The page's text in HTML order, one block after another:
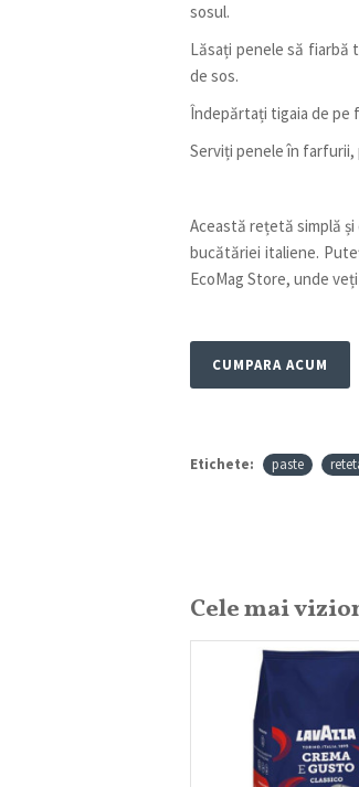
sosul.
Lăsați penele să fiarbă
de sos.
Îndepărtați tigaia de pe
Serviți penele în
Această rețetă simplă
bucătăriei italiene.
EcoMag Store, unde
CUMPARA ACUM
Etichete: paste
Cele mai